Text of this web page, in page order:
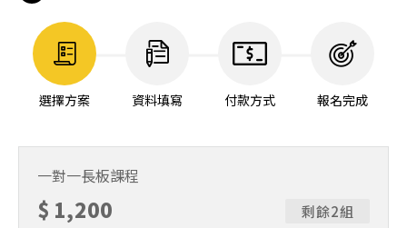
選擇方案 資料填寫 付款方式 報名完成
一對一長板課程
$ 1,200
剩餘2組